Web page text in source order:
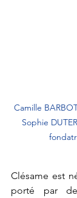
Camille
Sophie
Clésame est
porté par